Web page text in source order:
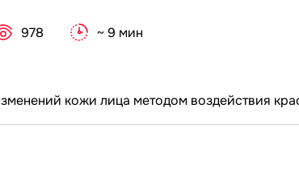
978 ~ 9 мин